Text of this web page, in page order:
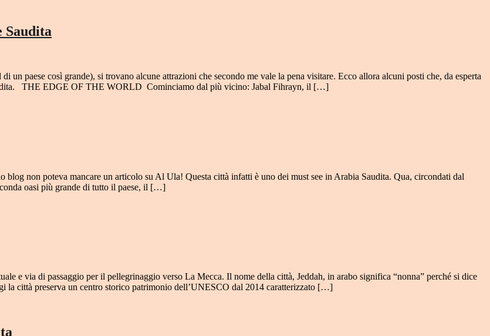
Saudita
paese così grande), si trovano alcune attrazioni che secondo me vale la pena visitare. Ecco allora alcuni posti che, da esperta
THE EDGE OF THE WORLD Cominciamo dal più vicino: Jabal Fihrayn, il […]
non poteva mancare un articolo su Al Ula! Questa città infatti è uno dei must see in Arabia Saudita. Qua, circondati dal
oasi più grande di tutto il paese, il […]
e via di passaggio per il pellegrinaggio verso La Mecca. Il nome della città, Jeddah, in arabo significa “nonna” perché si dice
la città preserva un centro storico patrimonio dell’UNESCO dal 2014 caratterizzato […]